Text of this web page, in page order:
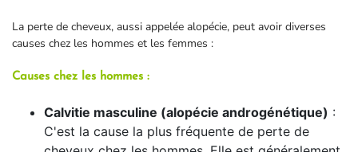
La perte de cheveux, aussi appelée alopécie, peut avoir diverses
causes chez les hommes et les femmes :
Causes chez les hommes :
Calvitie masculine (alopécie androgénétique) :
C'est la cause la plus fréquente de perte de